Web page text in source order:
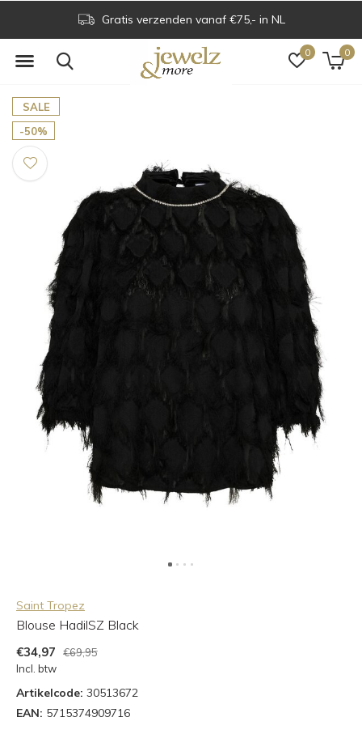
0 0
Gratis verzenden vanaf €75,- in NL
SALE
-50%
Saint Tropez
Blouse HadilSZ Black
€34,97
€69,95
Incl. btw
Artikelcode: 30513672
EAN: 5715374909716